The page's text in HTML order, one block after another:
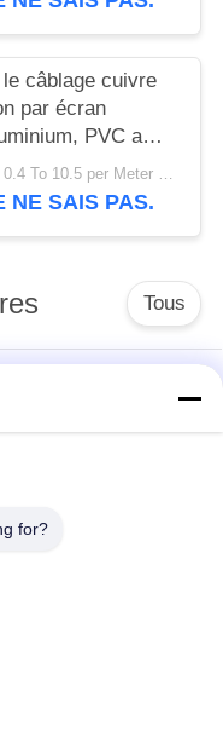
câblage cuivre
par écran
PVC a
des noyaux
de câble
USD 0.4 To 10.5 per Meter MOQ:1000M
NE SAIS PAS.
Tous
for?